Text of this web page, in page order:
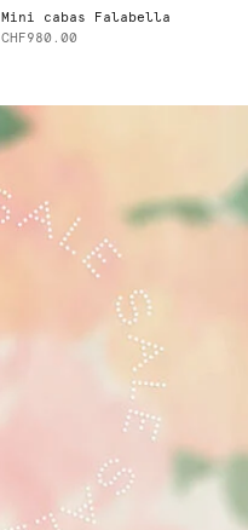
Mini cabas Falabella
CHF980.00